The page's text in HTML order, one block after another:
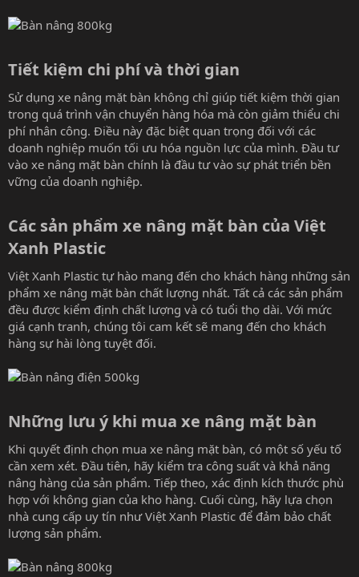
Tiết kiệm chi phí và thời gian​
Sử dụng xe nâng mặt bàn không chỉ giúp tiết kiệm thời gian
trong quá trình vận chuyển hàng hóa mà còn giảm thiểu chi
phí nhân công. Điều này đặc biệt quan trọng đối với các
doanh nghiệp muốn tối ưu hóa nguồn lực của mình. Đầu tư
vào xe nâng mặt bàn chính là đầu tư vào sự phát triển bền
vững của doanh nghiệp.
Các sản phẩm xe nâng mặt bàn của Việt
Xanh Plastic​
Việt Xanh Plastic tự hào mang đến cho khách hàng những sản
phẩm xe nâng mặt bàn chất lượng nhất. Tất cả các sản phẩm
đều được kiểm định chất lượng và có tuổi thọ dài. Với mức
giá cạnh tranh, chúng tôi cam kết sẽ mang đến cho khách
hàng sự hài lòng tuyệt đối.
Những lưu ý khi mua xe nâng mặt bàn​
Khi quyết định chọn mua xe nâng mặt bàn, có một số yếu tố
cần xem xét. Đầu tiên, hãy kiểm tra công suất và khả năng
nâng hàng của sản phẩm. Tiếp theo, xác định kích thước phù
hợp với không gian của kho hàng. Cuối cùng, hãy lựa chọn
nhà cung cấp uy tín như Việt Xanh Plastic để đảm bảo chất
lượng sản phẩm.